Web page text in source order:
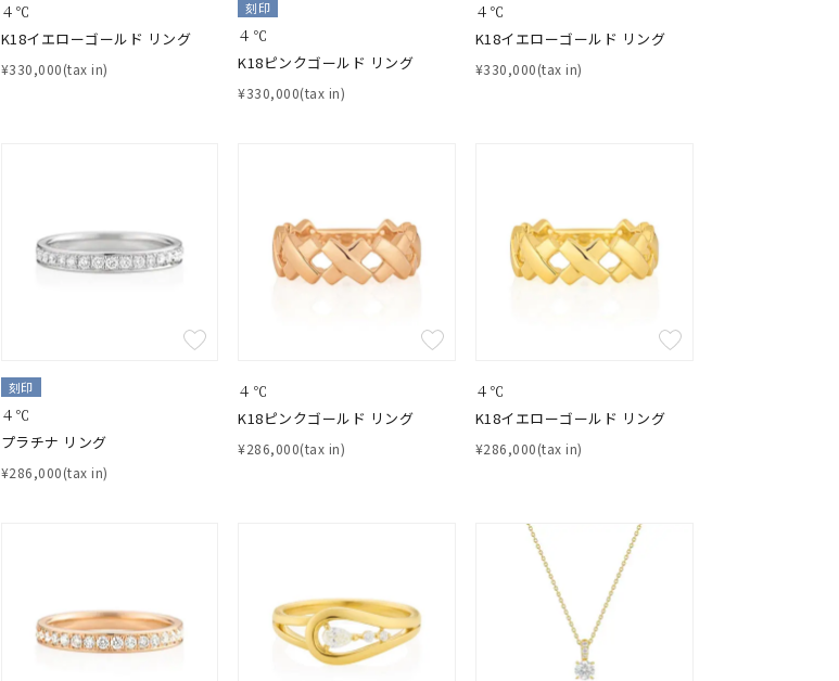
４℃
K18イエローゴールド リング
¥330,000(tax in)
刻印
４℃
K18ピンクゴールド リング
¥330,000(tax in)
４℃
K18イエローゴールド リング
¥330,000(tax in)
刻印
４℃
プラチナ リング
¥286,000(tax in)
４℃
K18ピンクゴールド リング
¥286,000(tax in)
４℃
K18イエローゴールド リング
¥286,000(tax in)